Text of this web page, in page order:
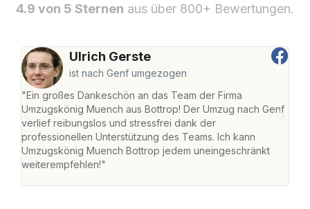
4.9 von 5 Sternen aus über 800+ Bewertungen.
Ulrich Gerste
ist nach Genf umgezogen
"Ein großes Dankeschön an das Team der Firma
Umzugskönig Muench aus Bottrop! Der Umzug nach Genf
verlief reibungslos und stressfrei dank der
professionellen Unterstützung des Teams. Ich kann
Umzugskönig Muench Bottrop jedem uneingeschränkt
weiterempfehlen!"